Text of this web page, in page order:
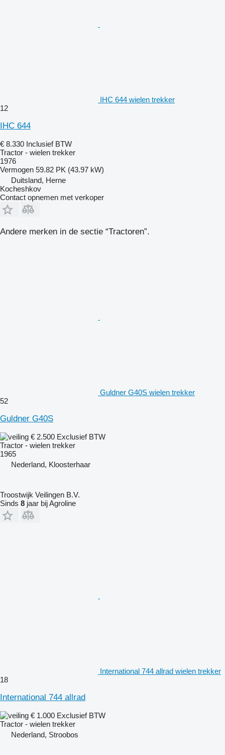
IHC 644 wielen trekker
12
IHC 644
€ 8.330 Inclusief BTW
Tractor - wielen trekker
1976
Vermogen 59.82 PK (43.97 kW)
Duitsland, Herne
Kocheshkov
Contact opnemen met verkoper
Andere merken in de sectie “Tractoren”.
Guldner G40S wielen trekker
52
Guldner G40S
€ 2.500 Exclusief BTW
Tractor - wielen trekker
1965
Nederland, Kloosterhaar
Troostwijk Veilingen B.V.
Sinds 8 jaar bij Agroline
International 744 allrad wielen trekker
18
International 744 allrad
€ 1.000 Exclusief BTW
Tractor - wielen trekker
Nederland, Stroobos